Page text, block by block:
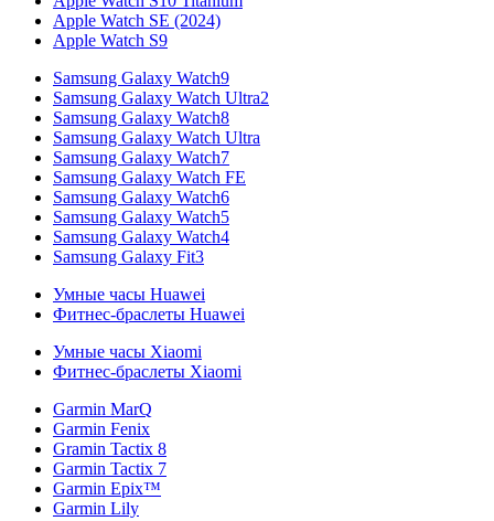
Apple Watch SE (2024)
Apple Watch S9
Samsung Galaxy Watch9
Samsung Galaxy Watch Ultra2
Samsung Galaxy Watch8
Samsung Galaxy Watch Ultra
Samsung Galaxy Watch7
Samsung Galaxy Watch FE
Samsung Galaxy Watch6
Samsung Galaxy Watch5
Samsung Galaxy Watch4
Samsung Galaxy Fit3
Умные часы Huawei
Фитнес-браслеты Huawei
Умные часы Xiaomi
Фитнес-браслеты Xiaomi
Garmin MarQ
Garmin Fenix
Gramin Tactix 8
Garmin Tactix 7
Garmin Epix™
Garmin Lily